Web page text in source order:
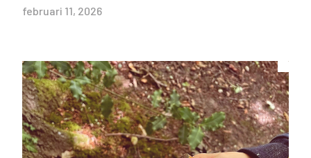
februari 11, 2026